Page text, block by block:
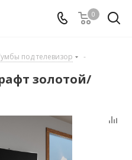
0
под телевизор -
золотой/